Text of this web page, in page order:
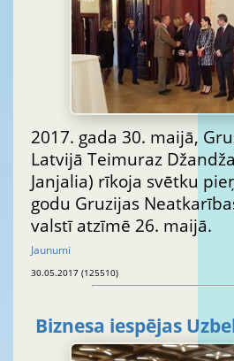
2017. gada 30. maijā,
Latvijā Teimuraz
Janjalia) rīkoja svētku pieņemšanu par
godu Gruzijas
valstī atzīmē 26. maijā.
Jaunumi
30.05.2017 (125510)
Biznesa iespējas